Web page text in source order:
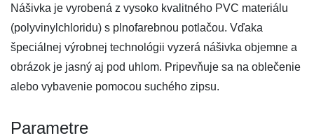
Nášivka je vyrobená z vysoko kvalitného PVC materiálu
(polyvinylchloridu) s plnofarebnou potlačou. Vďaka
špeciálnej výrobnej technológii vyzerá nášivka objemne a
obrázok je jasný aj pod uhlom. Pripevňuje sa na oblečenie
alebo vybavenie pomocou suchého zipsu.
Parametre